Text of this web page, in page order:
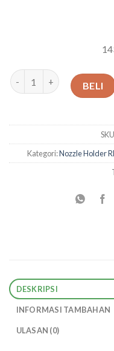
Kuantitas Spring Nozzle
BELI
Kategori:Nozzle Holder
DESKRIPSI
INFORMASI TAMBAHAN
ULASAN (0)